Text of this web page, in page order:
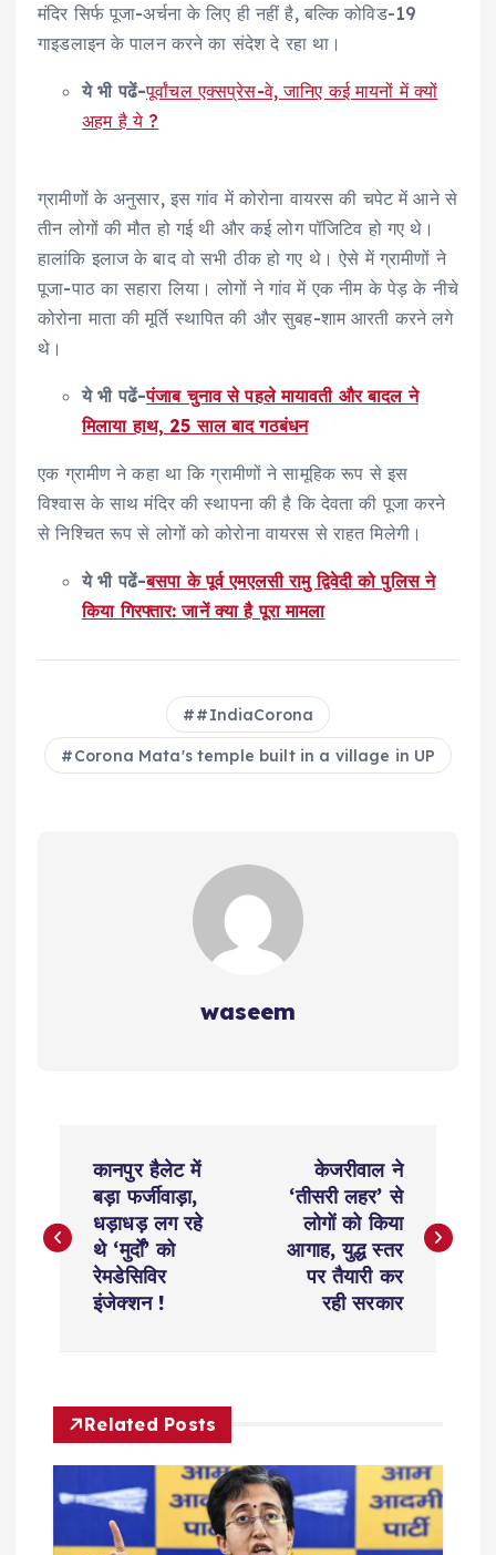
मंदिर सिर्फ पूजा-अर्चना के लिए ही नहीं है, बल्कि कोविड-19
गाइडलाइन के पालन करने का संदेश दे रहा था।
ये भी पढें-पूर्वांचल एक्सप्रेस-वे, जानिए कई मायनों में क्यों
अहम है ये ?
ग्रामीणों के अनुसार, इस गांव में कोरोना वायरस की चपेट में आने से
तीन लोगों की मौत हो गई थी और कई लोग पॉजिटिव हो गए थे।
हालांकि इलाज के बाद वो सभी ठीक हो गए थे। ऐसे में ग्रामीणों ने
पूजा-पाठ का सहारा लिया। लोगों ने गांव में एक नीम के पेड़ के नीचे
कोरोना माता की मूर्ति स्थापित की और सुबह-शाम आरती करने लगे
थे।
ये भी पढें-पंजाब चुनाव से पहले मायावती और बादल ने
मिलाया हाथ, 25 साल बाद गठबंधन
एक ग्रामीण ने कहा था कि ग्रामीणों ने सामूहिक रूप से इस
विश्वास के साथ मंदिर की स्थापना की है कि देवता की पूजा करने
से निश्चित रूप से लोगों को कोरोना वायरस से राहत मिलेगी।
ये भी पढें-बसपा के पूर्व एमएलसी रामु द्विवेदी को पुलिस ने
किया गिरफ्तार: जानें क्या है पूरा मामला
#IndiaCorona
Corona Mata's temple built in a village in UP
waseem
s
a
v
कानपुर हैलेट में
बड़ा फर्जीवाड़ा,
धड़ाधड़ लग रहे
थे ‘मुर्दों’ को
रेमडेसिविर
इंजेक्शन !
केजरीवाल ने
‘तीसरी लहर’ से
लोगों को किया
आगाह, युद्ध स्तर
पर तैयारी कर
रही सरकार
Related Posts